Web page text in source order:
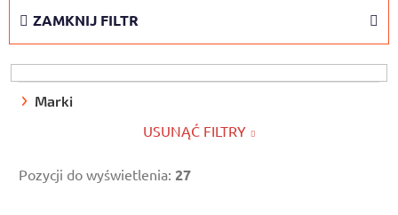
a
p
ZAMKNIJ FILTR
Marki
USUNĄĆ FILTRY
Pozycji do wyświetlenia: 27